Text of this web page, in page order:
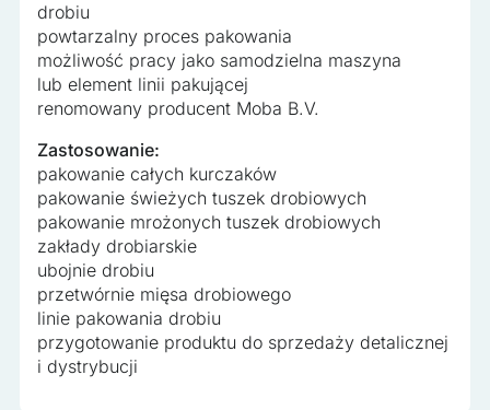
drobiu
powtarzalny proces pakowania
możliwość pracy jako samodzielna maszyna
lub element linii pakującej
renomowany producent Moba B.V.
Zastosowanie:
pakowanie całych kurczaków
pakowanie świeżych tuszek drobiowych
pakowanie mrożonych tuszek drobiowych
zakłady drobiarskie
ubojnie drobiu
przetwórnie mięsa drobiowego
linie pakowania drobiu
przygotowanie produktu do sprzedaży detalicznej
i dystrybucji